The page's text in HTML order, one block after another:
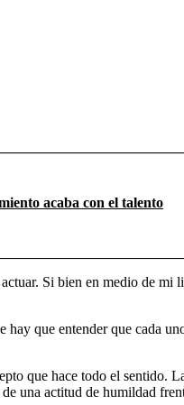
acaba con el talento
Si bien en medio de mi
que entender que cada
que hace todo el sentido.
una actitud de humildad